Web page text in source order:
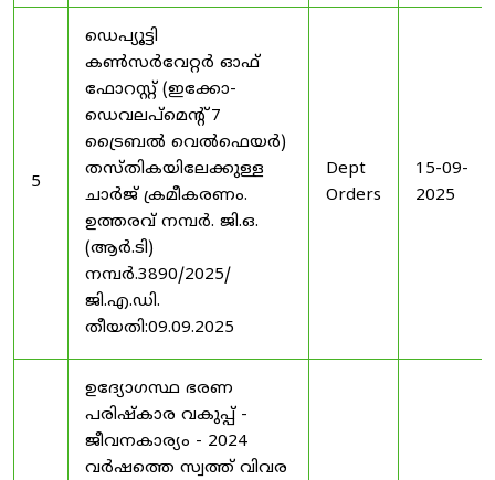
5
ഡെപ്യൂട്ടി
കൺസർവേറ്റർ ഓഫ്
ഫോറസ്റ്റ് (ഇക്കോ-
ഡെവലപ്മെന്റ് 7
ട്രൈബൽ വെൽഫെയർ)
തസ്തികയിലേക്കുള്ള
ചാർജ് ക്രമീകരണം.
ഉത്തരവ് നമ്പർ. ജി.ഒ.
(ആർ.ടി)
നമ്പർ.3890/2025/
ജി.എ.ഡി.
തീയതി:09.09.2025
Dept
Orders
15-09-
2025
ഉദ്യോഗസ്ഥ ഭരണ
പരിഷ്കാര വകുപ്പ് -
ജീവനകാര്യം - 2024
വർഷത്തെ സ്വത്ത് വിവര